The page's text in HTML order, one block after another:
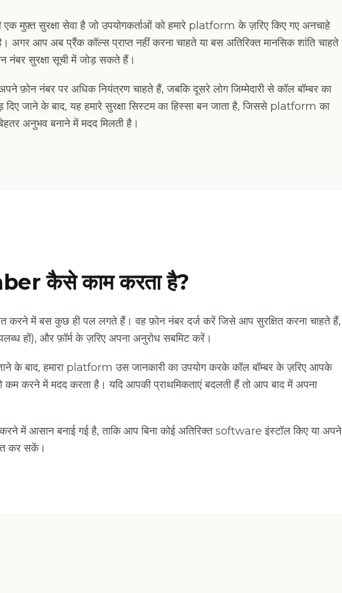
मुफ़्त सुरक्षा सेवा है जो उपयोगकर्ताओं को हमारे platform के ज़रिए किए गए अनचाहे
अगर आप अब प्रैंक कॉल्स प्राप्त नहीं करना चाहते या बस अतिरिक्त मानसिक शांति चाहते
नंबर सुरक्षा सूची में जोड़ सकते हैं।
फ़ोन नंबर पर अधिक नियंत्रण चाहते हैं, जबकि दूसरे लोग जिम्मेदारी से कॉल बॉम्बर का
जाने के बाद, यह हमारे सुरक्षा सिस्टम का हिस्सा बन जाता है, जिससे platform का
अनुभव बनाने में मदद मिलती है।
कैसे काम करता है?
में बस कुछ ही पल लगते हैं। वह फ़ोन नंबर दर्ज करें जिसे आप सुरक्षित करना चाहते हैं,
हों), और फ़ॉर्म के ज़रिए अपना अनुरोध सबमिट करें।
के बाद, हमारा platform उस जानकारी का उपयोग करके कॉल बॉम्बर के ज़रिए आपके
कम करने में मदद करता है। यदि आपकी प्राथमिकताएं बदलती हैं तो आप बाद में अपना
में आसान बनाई गई है, ताकि आप बिना कोई अतिरिक्त software इंस्टॉल किए या अपने
कर सकें।